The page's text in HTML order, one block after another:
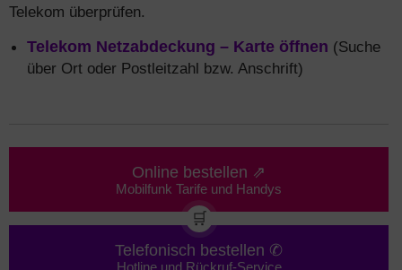
Telekom überprüfen.
Telekom Netzabdeckung – Karte öffnen (Suche
über Ort oder Postleitzahl bzw. Anschrift)
Online bestellen ⇗
Mobilfunk Tarife und Handys
🛒
Telefonisch bestellen ✆